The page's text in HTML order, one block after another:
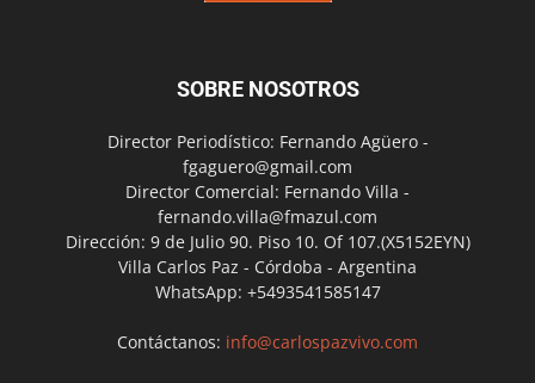
SOBRE NOSOTROS
Director Periodístico: Fernando Agüero -
fgaguero@gmail.com
Director Comercial: Fernando Villa -
fernando.villa@fmazul.com
Dirección: 9 de Julio 90. Piso 10. Of 107.(X5152EYN)
Villa Carlos Paz - Córdoba - Argentina
WhatsApp: +5493541585147
Contáctanos: info@carlospazvivo.com